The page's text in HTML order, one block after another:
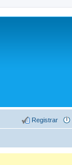
Registrar